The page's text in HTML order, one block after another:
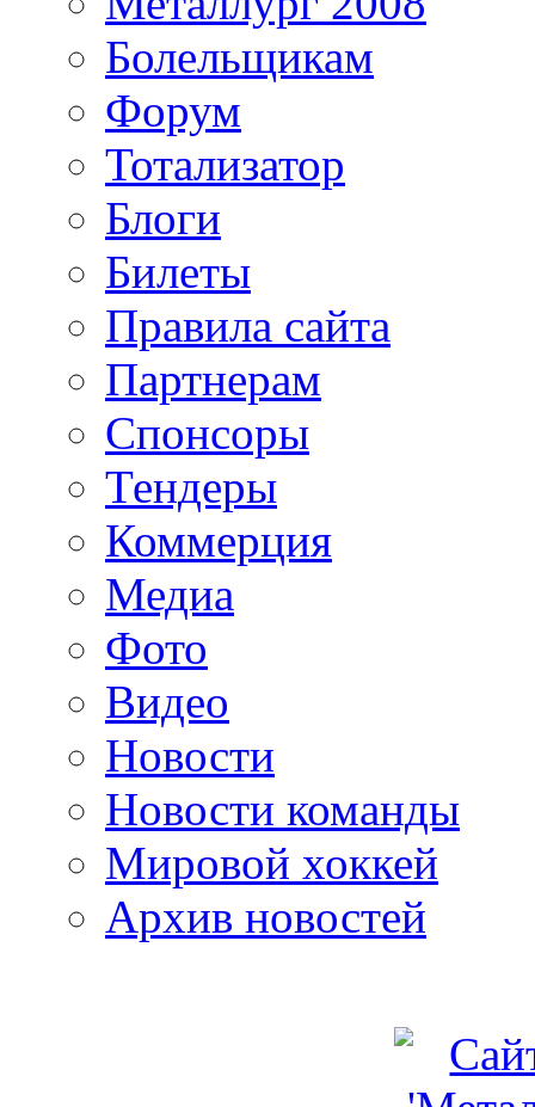
Болельщикам
Форум
Тотализатор
Блоги
Билеты
Правила сайта
Партнерам
Спонсоры
Тендеры
Коммерция
Медиа
Фото
Видео
Новости
Новости команды
Мировой хоккей
Архив новостей